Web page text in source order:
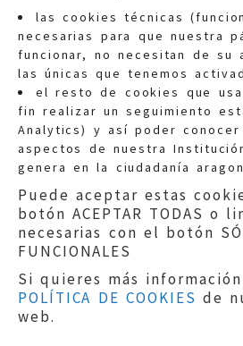
las cookies técnicas
necesarias para que nuestra
funcionar, no necesitan de su
las únicas que tenemos
el resto de cookies que
fin realizar un seguimiento
Analytics) y así poder
aspectos de nuestra
genera en la ciudadanía
Puede aceptar estas
botón ACEPTAR TODAS o
necesarias con el botón
FUNCIONALES
Si quieres más
POLÍTICA DE COOKIES de
web.
Quejas:
Información
Teléfonos:900 210
Aviso legal|Política
Protección de Datos